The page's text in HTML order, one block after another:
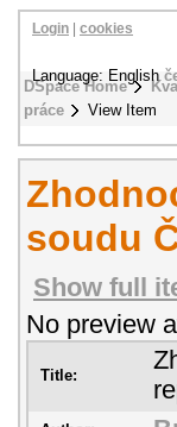
DSpace Home
práce
View Item
Login cookies
Language: English
soudu
Show full
No preview
Title: